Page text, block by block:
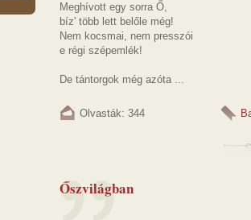
Meghívott egy sorra Ő,
bíz' több lett belőle még!
Nem kocsmai, nem presszói
e régi szépemlék!
De tántorgok még azóta ...
Olvasták: 344
Őszvilágban